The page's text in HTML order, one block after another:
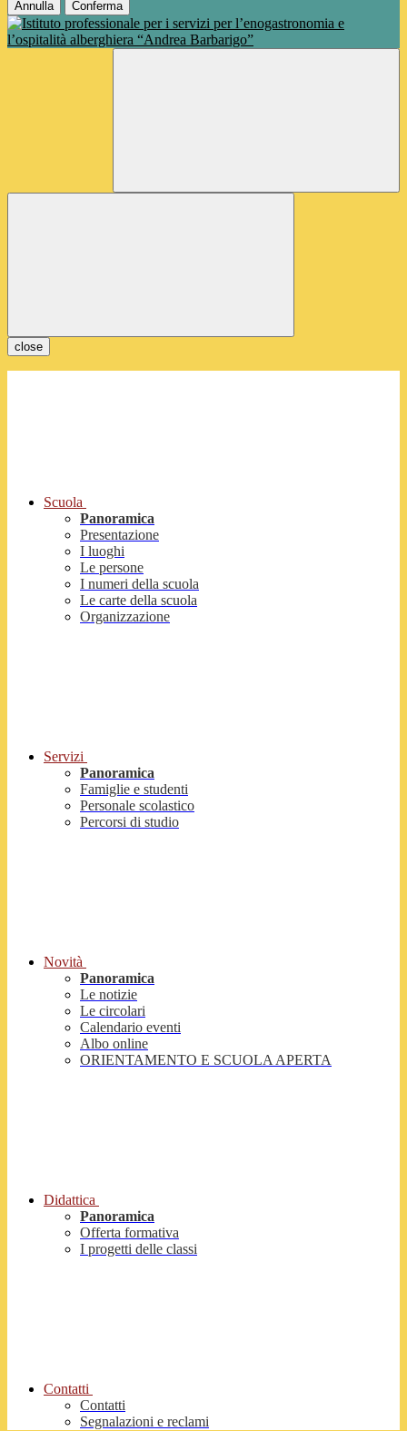
Annulla Conferma
close
Scuola
Panoramica
Presentazione
I luoghi
Le persone
I numeri della scuola
Le carte della scuola
Organizzazione
Servizi
Panoramica
Famiglie e studenti
Personale scolastico
Percorsi di studio
Novità
Panoramica
Le notizie
Le circolari
Calendario eventi
Albo online
ORIENTAMENTO E SCUOLA APERTA
Didattica
Panoramica
Offerta formativa
I progetti delle classi
Contatti
Contatti
Segnalazioni e reclami